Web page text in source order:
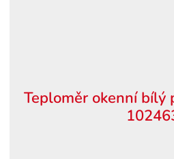
Teploměr okenní bílý